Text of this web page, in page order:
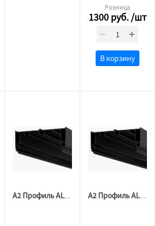
Розница
1300руб./шт
В корзину
А2 Профиль ALTEZA P-50 Гардина МАТОВЫЙ ЧЕРНЫЙ (3,2м) А2 Профиль ALTEZA P-50 Гардина МАТОВЫЙ ЧЕРНЫЙ(2м)